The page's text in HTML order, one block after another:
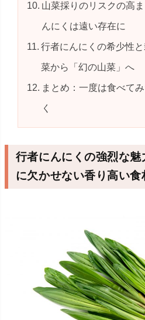
山菜採りのリスクの高
んにくは遠い存在に
行者にんにくの希少性
菜から「幻の山菜」へ
まとめ：一度は食べて
く
行者にんにくの強烈な
に欠かせない香り高い食